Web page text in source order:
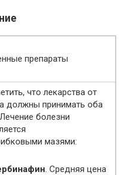
препараты
что лекарства от
должны принимать оба
болезни
мазями:
. Средняя цена